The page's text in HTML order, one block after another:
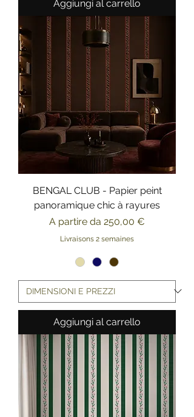
Aggiungi al carrello
BENGAL CLUB - Papier peint
panoramique chic à rayures
A partire da 250,00 €
Prezzo scontato
Livraisons 2 semaines
Aggiungi al carrello